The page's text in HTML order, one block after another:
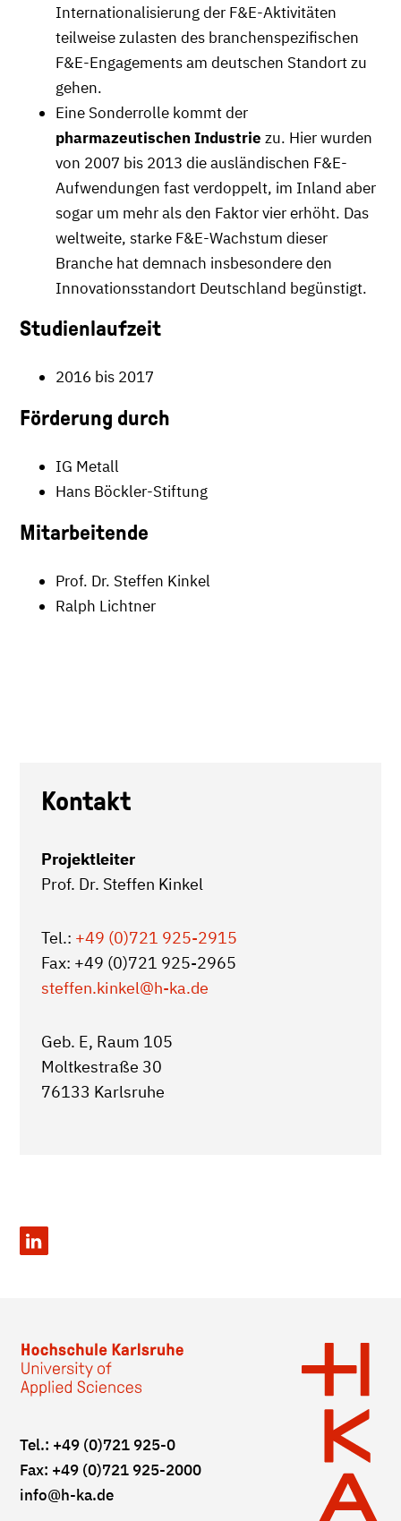
Internationalisierung der F&E-Aktivitäten
teilweise zulasten des branchenspezifischen
F&E-Engagements am deutschen Standort zu
gehen.
Eine Sonderrolle kommt der
pharmazeutischen Industrie zu. Hier wurden
von 2007 bis 2013 die ausländischen F&E-
Aufwendungen fast verdoppelt, im Inland aber
sogar um mehr als den Faktor vier erhöht. Das
weltweite, starke F&E-Wachstum dieser
Branche hat demnach insbesondere den
Innovationsstandort Deutschland begünstigt.
Studienlaufzeit
2016 bis 2017
Förderung durch
IG Metall
Hans Böckler-Stiftung
Mitarbeitende
Prof. Dr. Steffen Kinkel
Ralph Lichtner
Kontakt
Projektleiter
Prof. Dr. Steffen Kinkel
Tel.: +49 (0)721 925-2915
Fax: +49 (0)721 925-2965
steffen.kinkel@h-ka.de
Geb. E, Raum 105
Moltkestraße 30
76133 Karlsruhe
Tel.: +49 (0)721 925-0
Fax: +49 (0)721 925-2000
info@h-ka.de